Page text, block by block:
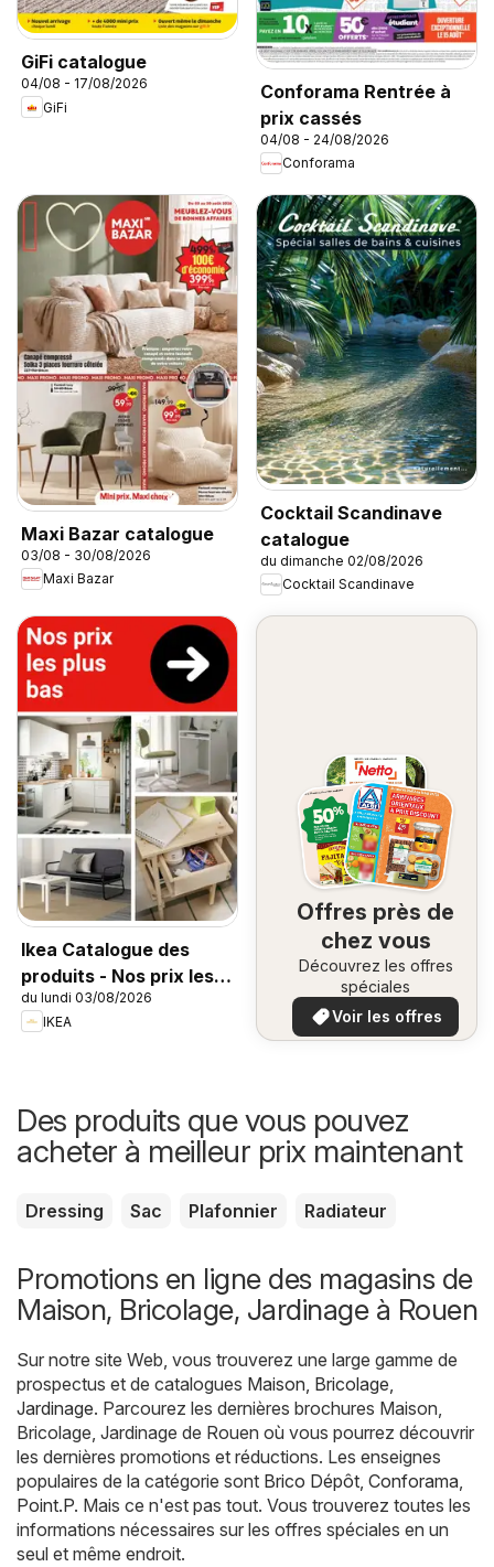
GiFi catalogue
04/08 - 17/08/2026
GiFi
Conforama Rentrée à
prix cassés
04/08 - 24/08/2026
Conforama
Maxi Bazar catalogue
03/08 - 30/08/2026
Maxi Bazar
Cocktail Scandinave
catalogue
du dimanche 02/08/2026
Cocktail Scandinave
Ikea Catalogue des
produits - Nos prix les
plus bas
du lundi 03/08/2026
IKEA
Offres près de
chez vous
Découvrez les offres
spéciales
Voir les offres
Des produits que vous pouvez
acheter à meilleur prix maintenant
Dressing Sac Plafonnier Radiateur
Promotions en ligne des magasins de
Maison, Bricolage, Jardinage à Rouen
Sur notre site Web, vous trouverez une large gamme de
prospectus et de catalogues Maison, Bricolage,
Jardinage. Parcourez les dernières brochures Maison,
Bricolage, Jardinage de Rouen où vous pourrez découvrir
les dernières promotions et réductions. Les enseignes
populaires de la catégorie sont Brico Dépôt, Conforama,
Point.P. Mais ce n'est pas tout. Vous trouverez toutes les
informations nécessaires sur les offres spéciales en un
seul et même endroit.